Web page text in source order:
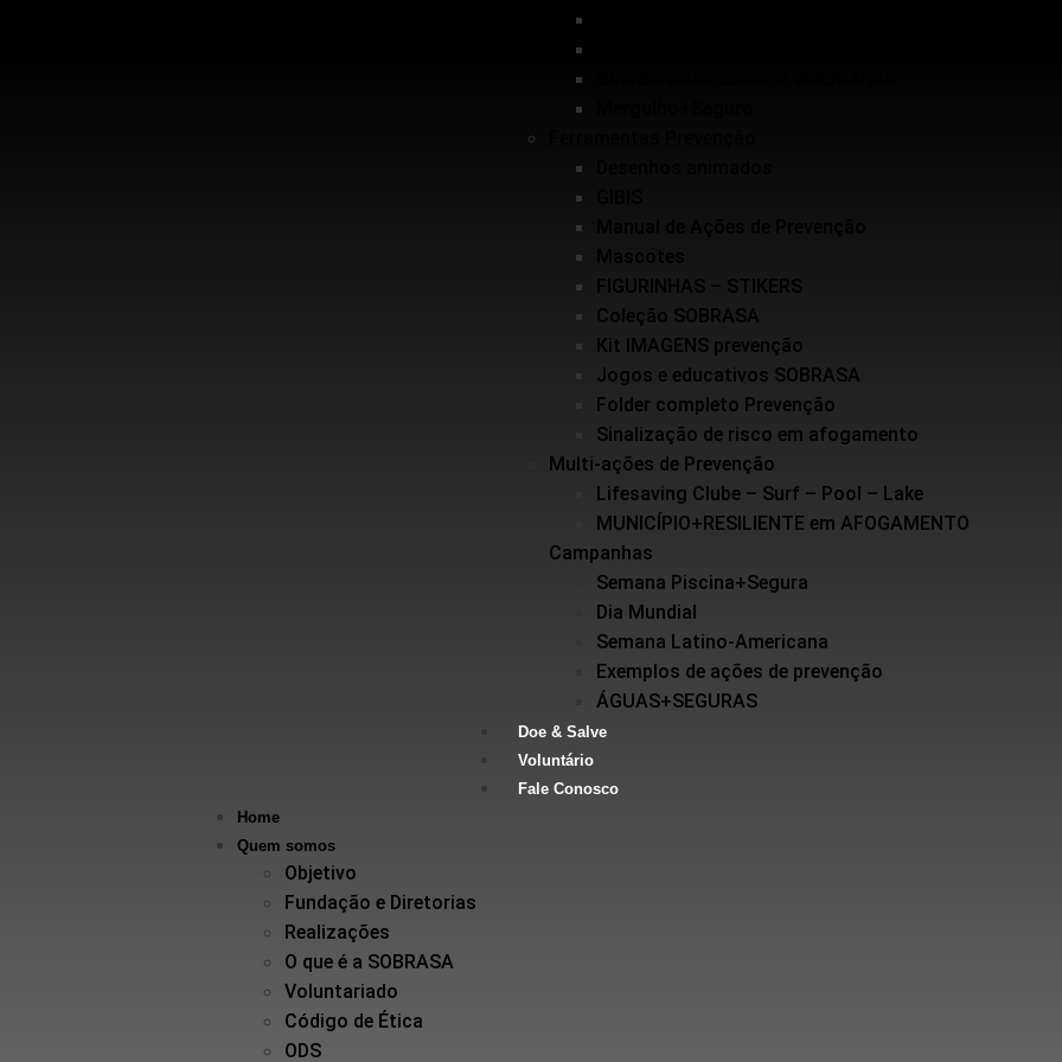
FIGURINHAS – STIKERS
Coleção SOBRASA
Kit IMAGENS prevenção
Jogos e educativos SOBRASA
Folder completo Prevenção
Sinalização de risco em afogamento
Multi-ações de Prevenção
Lifesaving Clube – Surf – Pool – Lake
MUNICÍPIO+RESILIENTE em AFOGAMENTO
Campanhas
Semana Piscina+Segura
Dia Mundial
Semana Latino-Americana
Exemplos de ações de prevenção
ÁGUAS+SEGURAS
Doe & Salve
Voluntário
Fale Conosco
Home
Quem somos
Objetivo
Fundação e Diretorias
Realizações
O que é a SOBRASA
Voluntariado
Código de Ética
ODS